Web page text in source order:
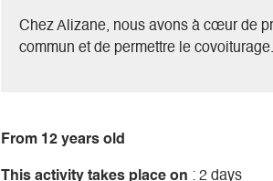
Chez Alizane, nous avons à cœur de
commun et de permettre le covoiturage.
From 12 years old
This activity takes place on : 2 days